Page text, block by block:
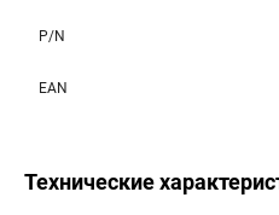
P/N
EAN
Технические